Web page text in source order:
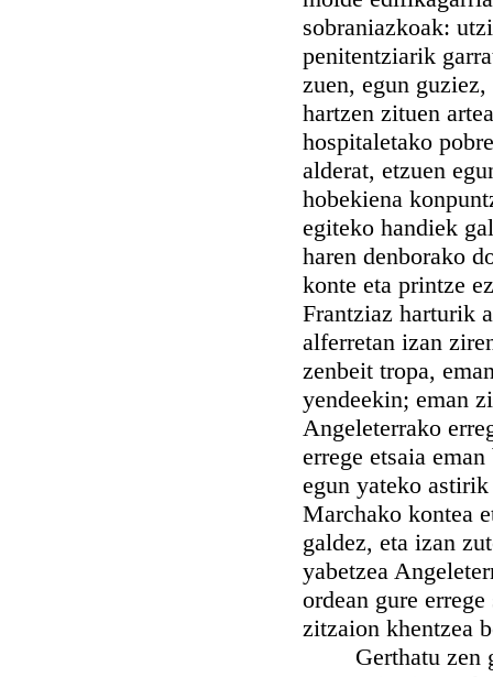
sobraniazkoak:
penitentziarik
zuen, egun
hartzen zituen
hospitaletako
alderat, etzuen
hobekiena
egiteko handiek
haren denborako
konte eta printze
Frantziaz harturik
alferretan izan
zenbeit tropa,
yendeekin; eman
Angeleterrako
errege etsaia
egun yateko
Marchako kontea
galdez, eta izan
yabetzea
ordean gure
zitzaion khentzea
Gerthatu zen